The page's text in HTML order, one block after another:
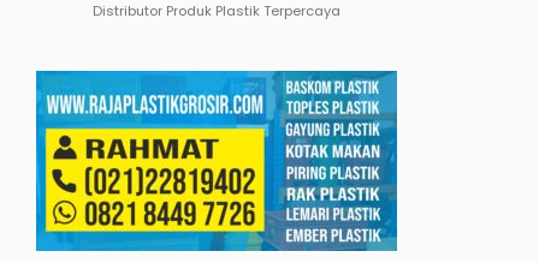
Distributor Produk Plastik Terpercaya